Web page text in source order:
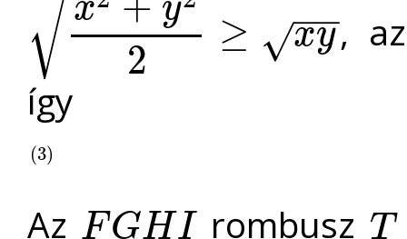
x y
2
√ ≥ xy
−−
√
x2 +y 22≥xy
,
így
(3)
(3)
Az F GHI
FGHI rombusz T
T